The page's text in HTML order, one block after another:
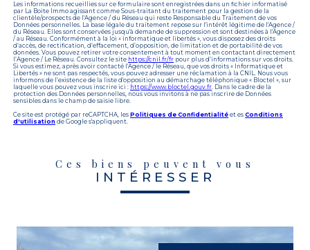
Les informations recueillies sur ce formulaire sont enregistrées dans un fichier informatisé
par La Boite Immo agissant comme Sous-traitant du traitement pour la gestion de la
clientèle/prospects de l'Agence / du Réseau qui reste Responsable du Traitement de vos
Données personnelles. La base légale du traitement repose sur l'intérêt légitime de l'Agence /
du Réseau. Elles sont conservées jusqu'à demande de suppression et sont destinées à l'Agence
/ au Réseau. Conformément à la loi « informatique et libertés », vous disposez des droits
d’accès, de rectification, d’effacement, d’opposition, de limitation et de portabilité de vos
données. Vous pouvez retirer votre consentement à tout moment en contactant directement
l’Agence / Le Réseau. Consultez le site https://cnil.fr/fr pour plus d’informations sur vos droits.
Si vous estimez, après avoir contacté l'Agence / le Réseau, que vos droits « Informatique et
Libertés » ne sont pas respectés, vous pouvez adresser une réclamation à la CNIL. Nous vous
informons de l’existence de la liste d'opposition au démarchage téléphonique « Bloctel », sur
laquelle vous pouvez vous inscrire ici : https://www.bloctel.gouv.fr. Dans le cadre de la
protection des Données personnelles, nous vous invitons à ne pas inscrire de Données
sensibles dans le champ de saisie libre.
Ce site est protégé par reCAPTCHA, les Politiques de Confidentialité et es Conditions
d'utilisation de Google s'appliquent.
Ces biens peuvent vous
INTÉRESSER